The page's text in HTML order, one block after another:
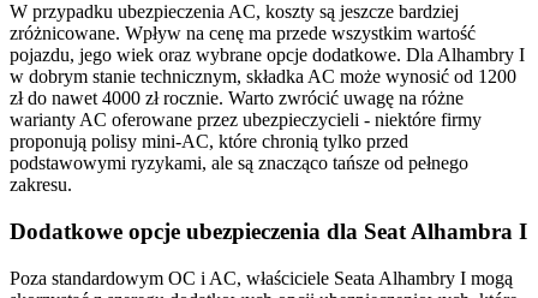
W przypadku ubezpieczenia AC, koszty są jeszcze bardziej
zróżnicowane. Wpływ na cenę ma przede wszystkim wartość
pojazdu, jego wiek oraz wybrane opcje dodatkowe. Dla Alhambry I
w dobrym stanie technicznym, składka AC może wynosić od 1200
zł do nawet 4000 zł rocznie. Warto zwrócić uwagę na różne
warianty AC oferowane przez ubezpieczycieli - niektóre firmy
proponują polisy mini-AC, które chronią tylko przed
podstawowymi ryzykami, ale są znacząco tańsze od pełnego
zakresu.
Dodatkowe opcje ubezpieczenia dla Seat Alhambra I
Poza standardowym OC i AC, właściciele Seata Alhambry I mogą